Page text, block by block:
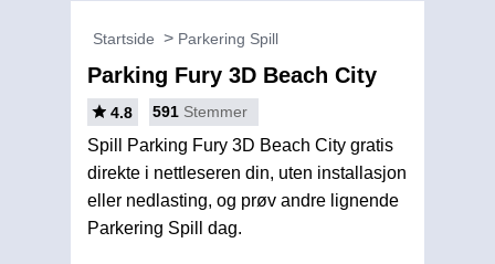
Startside Parkering Spill
Parking Fury 3D Beach City
4.8 591 Stemmer
Spill Parking Fury 3D Beach City gratis
direkte i nettleseren din, uten installasjon
eller nedlasting, og prøv andre lignende
Parkering Spill dag.